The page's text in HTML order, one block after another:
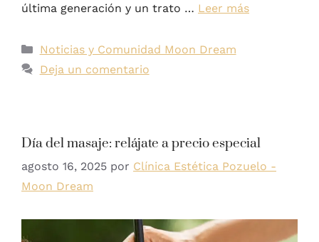
última generación y un trato … Leer más
Noticias y Comunidad Moon Dream
Deja un comentario
Día del masaje: relájate a precio especial
agosto 16, 2025 por Clínica Estética Pozuelo -
Moon Dream